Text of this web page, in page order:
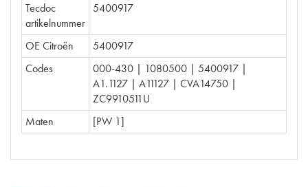
Tecdoc
artikelnummer
5400917
OE Citroën
5400917
Codes
000-430 | 1080500 | 5400917 |
A1.1127 | A11127 | CVA14750 |
ZC9910511U
Maten
[PW 1]